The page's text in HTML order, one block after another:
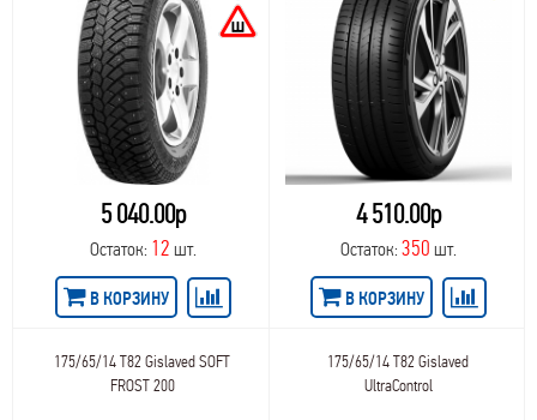
5 040.00р
Остаток: 12 шт.
В КОРЗИНУ
4 510.00р
Остаток:350 шт.
В КОРЗИНУ
175/65/14 T82 Gislaved SOFT
FROST 200
175/65/14 T82 Gislaved
UltraControl